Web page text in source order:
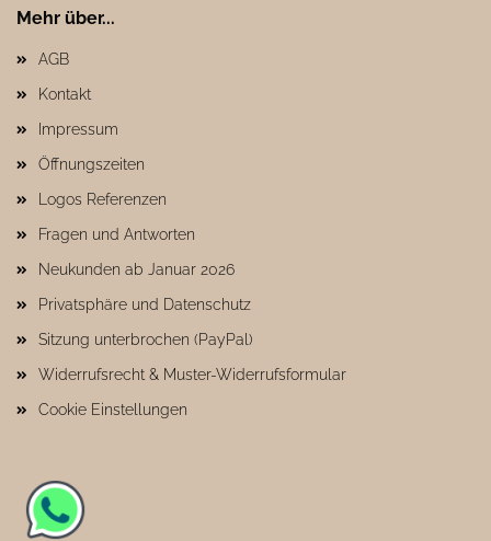
Mehr über...
AGB
Kontakt
Impressum
Öffnungszeiten
Logos Referenzen
Fragen und Antworten
Neukunden ab Januar 2026
Privatsphäre und Datenschutz
Sitzung unterbrochen (PayPal)
Widerrufsrecht & Muster-Widerrufsformular
Cookie Einstellungen